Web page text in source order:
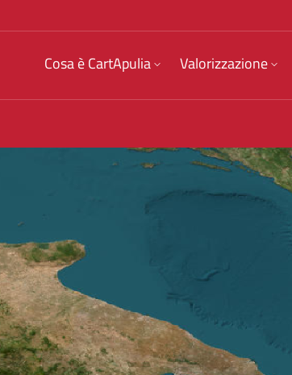
Cosa è CartApulia Valorizzazione